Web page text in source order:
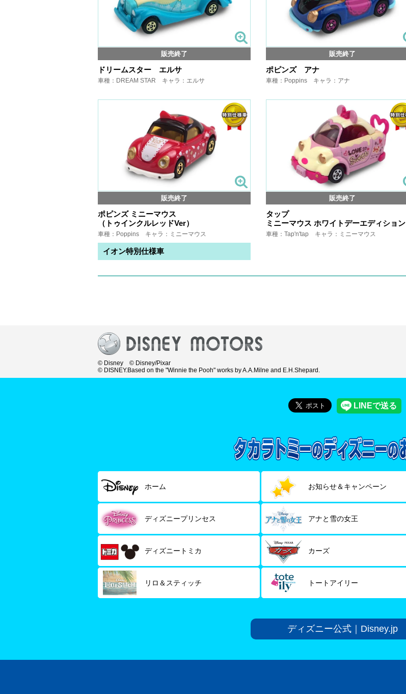
販売終了
ドリームスター エルサ
車種：DREAM STAR キャラ：エルサ
販売終了
ポピンズ アナ
車種：Poppins キャラ：アナ
販売終了
ポピンズ ミニーマウス
（トゥインクルレッドVer）
車種：Poppins キャラ：ミニーマウス
イオン特別仕様車
販売終了
タップ
ミニーマウス ホワイトデーエディション
車種：Tap'n'tap キャラ：ミニーマウス
© Disney © Disney/Pixar
© DISNEY.Based on the "Winnie the Pooh" works by A.A.Milne and E.H.Shepard.
ホーム お知らせ＆キャンペーン
ディズニープリンセス アナと雪の女王
ディズニートミカ カーズ
リロ＆スティッチ トートアイリー
ディズニー公式｜Disney.jp